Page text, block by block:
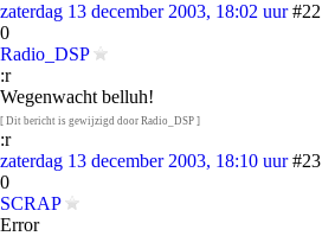
zaterdag 13 december 2003, 18:02 uur #22
0
Radio_DSP
:r
Wegenwacht belluh!
[ Dit bericht is gewijzigd door Radio_DSP ]
:r
zaterdag 13 december 2003, 18:10 uur #23
0
SCRAP
Error